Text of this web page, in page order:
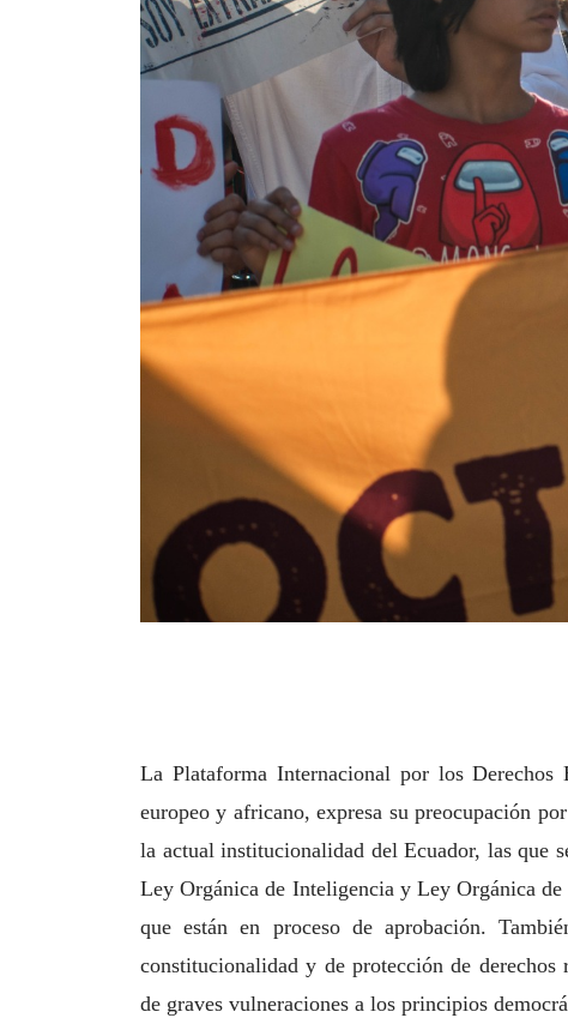
La Plataforma Internacional por los Derechos
europeo y africano, expresa supreocupación
la actual institucionalidad del Ecuador, las que
Ley Orgánica de Inteligencia y Ley Orgánica
que están en proceso de aprobación.
constitucionalidad y de protección de
de graves vulneraciones a los principios